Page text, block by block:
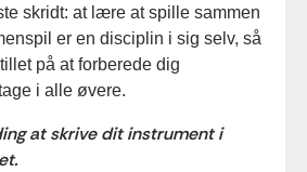
skridt: at lære at spille sammen
er en disciplin i sig selv, så
på at forberede dig
i alle øvere.
at skrive dit instrument i